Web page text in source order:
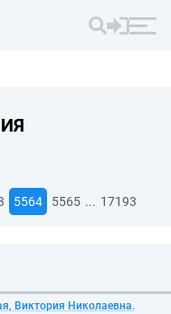
5564 5565 ... 17193
Виктория Николаевна.